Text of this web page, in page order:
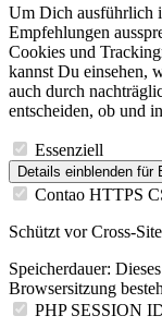
Um Dich ausführlich
Empfehlungen
Cookies und
kannst Du einsehen,
auch durch
entscheiden, ob und
Essenziell
Details einblenden für
Contao HTTPS
Schützt vor Cross-
Speicherdauer:
Browsersitzung
PHP SESSION